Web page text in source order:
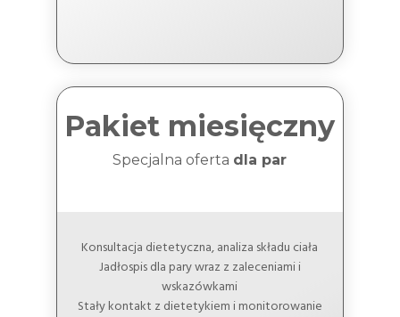
Pakiet miesięczny
Specjalna oferta dla par
Konsultacja dietetyczna, analiza składu ciała
Jadłospis dla pary wraz z zaleceniami i
wskazówkami
Stały kontakt z dietetykiem i monitorowanie